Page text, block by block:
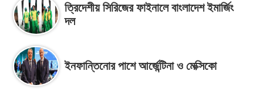
ত্রিদেশীয় সিরিজের ফাইনালে বাংলাদেশ ইমার্জিং
দল
ইনফান্তিনোর পাশে আর্জেন্টিনা ও মেক্সিকো